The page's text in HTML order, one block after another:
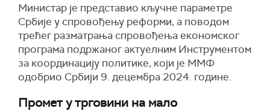
Министар је представио кључне параметре
Србије у спровођењу реформи, а поводом
трећег разматрања спровођења економског
програма подржаног актуелним Инструментом
за координацију политике, који је ММФ
одобрио Србији 9. децембра 2024. године.
Промет у трговини на мало